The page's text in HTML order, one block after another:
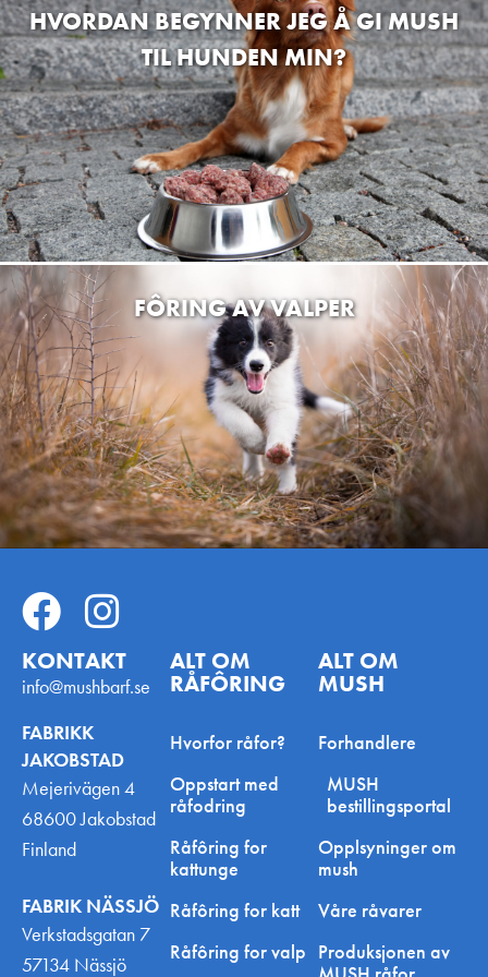
Haugesund Dyrebutikk
Longhammarvegen 7, Haugesund, Norway
Stavanger Dyrebutikk Stavanger
Hillevågsveien 91, Stavanger, Norway
Stavanger Dyrebutikk Randaberg
Randabergveien 310, Randaberg, Norway
Buskerud Zoo & hestesport senter
Lilleåsgata 6, Åmot, Norway
NORD AGILITY ARENA
Mellegårdsveien 128, Trøgstad, Norway
Asker Hund og Helse
Vangsfjellveien 2, Røyken, Norway
Felleskjøpet Lesja Innkjøpslag SA
Jakup B. Klukstads veg 10, Lesja, Norway
Kallerudsvingen 4, Gjøvik, Norway
Bygdinvegen 144, Fagernes, Norway
VOLLAUGDALEN MØLLE AS
Nordåsveien 5, Oslo, Norway
Felleskjøpet Norsenteret Kongsvinger SA
Østre Solørveg 124, Kongsvinger, Norway
Buddy Lillehammer
Storgata 148, Lillehammer, Norway
Buddy Raglamyr AS
HVORDAN BEGYNNER JEG Å GI MUSH
TIL HUNDEN MIN?
FÔRING AV VALPER
KONTAKT
info@mushbarf.se
FABRIKK
JAKOBSTAD
Mejerivägen 4
68600 Jakobstad
Finland
FABRIK NÄSSJÖ
Verkstadsgatan 7
57134 Nässjö
ALT OM
RÅFÔRING
Hvorfor råfor?
Oppstart med
råfodring
Råfôring for
kattunge
Råfôring for katt
Råfôring for valp
ALT OM
MUSH
Forhandlere
MUSH
bestillingsportal
Opplsyninger om
mush
Våre råvarer
Produksjonen av